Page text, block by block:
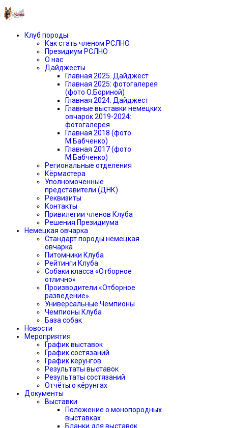
Клуб породы
Как стать членом РСЛНО
Президиум РСЛНО
О нас
Дайджесты
Главная 2025. Дайджест
Главная 2025: фотогалерея
(фото О.Бориной)
Главная 2024. Дайджест
Главные выставки немецких
овчарок 2019-2024:
фотогалерея
Главная 2018 (фото
М.Бабченко)
Главная 2017 (фото
М.Бабченко)
Региональные отделения
Кёрмастера
Уполномоченные
представители (ДНК)
Реквизиты
Контакты
Привилегии членов Клуба
Решения Президиума
Немецкая овчарка
Стандарт породы немецкая
овчарка
Питомники Клуба
Рейтинги Клуба
Собаки класса «Отборное
отлично»
Производители «Отборное
разведение»
Универсальные Чемпионы
Чемпионы Клуба
База собак
Новости
Мероприятия
График выставок
График состязаний
График кёрунгов
Результаты выставок
Результаты состязаний
Отчёты о кёрунгах
Документы
Выставки
Положение о монопородных
выставках
Бланки для выставок